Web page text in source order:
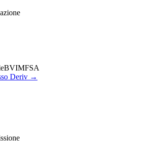
BVIMFSA
Deriv →